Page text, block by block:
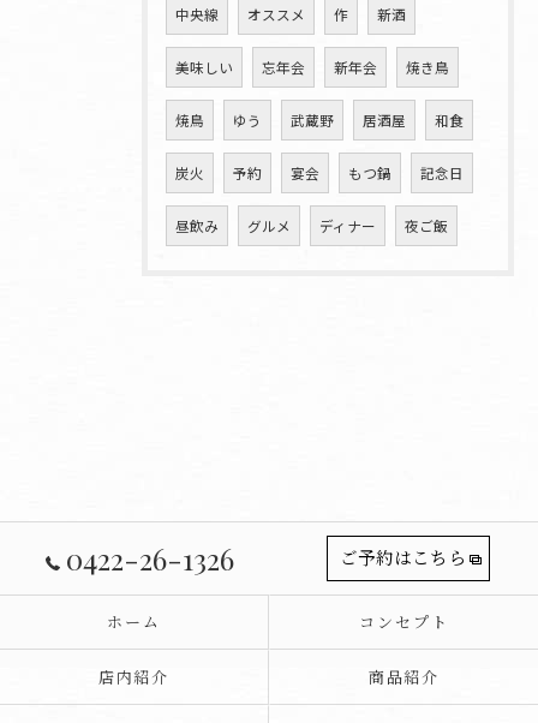
中央線 オススメ 作 新酒
美味しい 忘年会 新年会 焼き鳥
焼鳥 ゆう 武蔵野 居酒屋 和食
炭火 予約 宴会 もつ鍋 記念日
昼飲み グルメ ディナー 夜ご飯
0422-26-1326 ご予約はこちら
ホーム コンセプト
店内紹介 商品紹介